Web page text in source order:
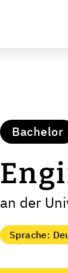
Bachelor
an der
Sprache: